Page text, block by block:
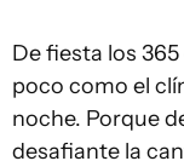
De fiesta los
poco como el
noche. Porque
desafiante la